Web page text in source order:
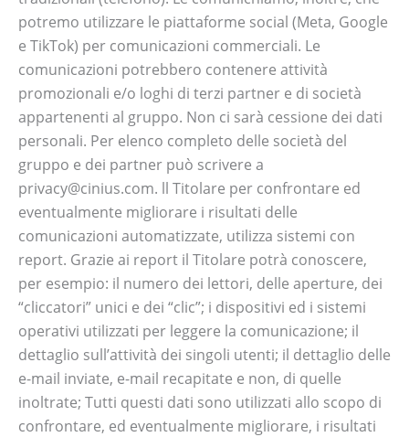
potremo utilizzare le piattaforme social (Meta, Google
e TikTok) per comunicazioni commerciali. Le
comunicazioni potrebbero contenere attività
promozionali e/o loghi di terzi partner e di società
appartenenti al gruppo. Non ci sarà cessione dei dati
personali. Per elenco completo delle società del
gruppo e dei partner può scrivere a
privacy@cinius.com. ll Titolare per confrontare ed
eventualmente migliorare i risultati delle
comunicazioni automatizzate, utilizza sistemi con
report. Grazie ai report il Titolare potrà conoscere,
per esempio: il numero dei lettori, delle aperture, dei
“cliccatori” unici e dei “clic”; i dispositivi ed i sistemi
operativi utilizzati per leggere la comunicazione; il
dettaglio sull’attività dei singoli utenti; il dettaglio delle
e-mail inviate, e-mail recapitate e non, di quelle
inoltrate; Tutti questi dati sono utilizzati allo scopo di
confrontare, ed eventualmente migliorare, i risultati